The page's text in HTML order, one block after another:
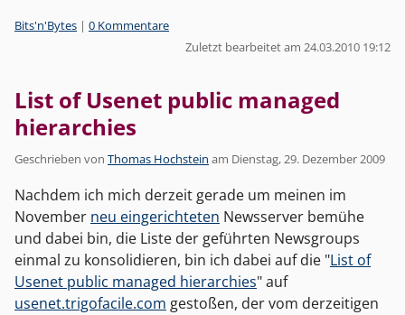
Kategorien:
Bits'n'Bytes | 0 Kommentare
Zuletzt bearbeitet am 24.03.2010 19:12
List of Usenet public managed
hierarchies
Geschrieben von Thomas Hochstein am Dienstag, 29. Dezember 2009
Nachdem ich mich derzeit gerade um meinen im
November neu eingerichteten Newsserver bemühe
und dabei bin, die Liste der geführten Newsgroups
einmal zu konsolidieren, bin ich dabei auf die "List of
Usenet public managed hierarchies" auf
usenet.trigofacile.com gestoßen, der vom derzeitigen